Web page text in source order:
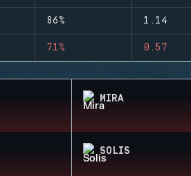
86% 1.14
71% 0.57
MIRA
SOLIS